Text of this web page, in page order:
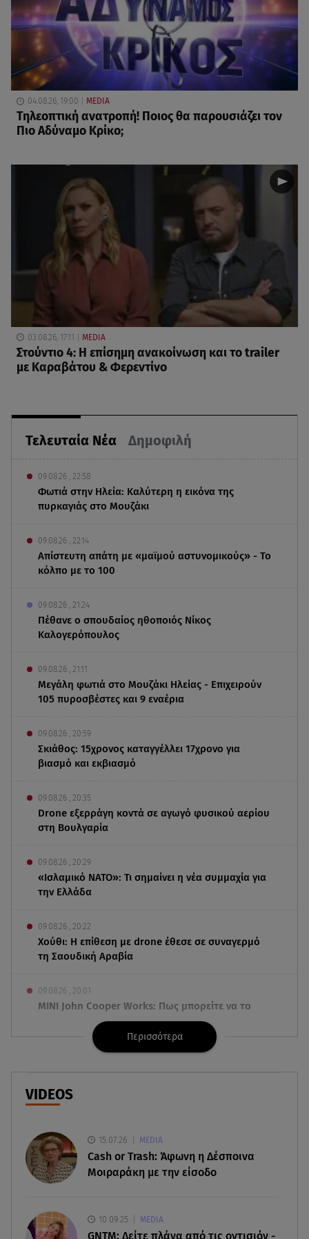
Τελευταία Νέα Δημοφιλή
09.08.26 , 22:58
Φωτιά στην Ηλεία: Καλύτερη η εικόνα της
πυρκαγιάς στο Μουζάκι
09.08.26 , 22:14
Απίστευτη απάτη με «μαϊμού αστυνομικούς» - Το
κόλπο με το 100
09.08.26 , 21:24
Πέθανε ο σπουδαίος ηθοποιός Νίκος
Καλογερόπουλος
09.08.26 , 21:11
Μεγάλη φωτιά στο Μουζάκι Ηλείας - Επιχειρούν
105 πυροσβέστες και 9 εναέρια
09.08.26 , 20:59
Σκιάθος: 15χρονος καταγγέλλει 17χρονο για
βιασμό και εκβιασμό
09.08.26 , 20:35
Drone εξερράγη κοντά σε αγωγό φυσικού αερίου
στη Βουλγαρία
09.08.26 , 20:29
«Ισλαμικό ΝΑΤΟ»: Τι σημαίνει η νέα συμμαχία για
την Ελλάδα
09.08.26 , 20:22
Χούθι: Η επίθεση με drone έθεσε σε συναγερμό
τη Σαουδική Αραβία
09.08.26 , 20:01
MINI John Cooper Works: Πως μπορείτε να το
κάνετε μοναδικό
Πάρος: Ο πατέρας του 4χρονου στο Star – «Δεν
Σε εξέλιξη η πυρκαγιά στο Σπήλαιο Ορεστιάδας
09.08.26 , 17:50
Χρηστίδου για Κοντοβά: «Ελπίζω και στην
09.08.26 , 17:41
Περισσότερα
VIDEOS
15.07.26 MEDIA
Cash or Trash: Άφωνη η Δέσποινα
Μοιραράκη με την είσοδο
10.09.25 MEDIA
GNTM: Δείτε πλάνα από τις οντισιόν -
04.08.26, 19:00 MEDIA
Τηλεοπτική ανατροπή! Ποιος θα παρουσιάζει τον
Πιο Αδύναμο Κρίκο;
03.08.26, 17:11 MEDIA
Στούντιο 4: Η επίσημη ανακοίνωση και το trailer
με Καραβάτου & Φερεντίνο